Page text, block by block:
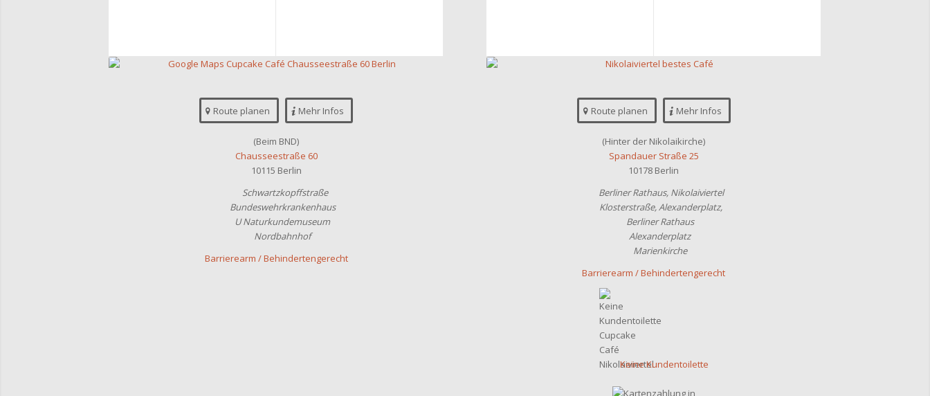
Route planen Mehr Infos
(Beim BND)
Chausseestraße 60
10115 Berlin
Schwartzkopffstraße
Bundeswehrkrankenhaus
U Naturkundemuseum
Nordbahnhof
Barrierearm / Behindertengerecht
Route planen Mehr Infos
(Hinter der Nikolaikirche)
Spandauer Straße 25
10178 Berlin
Berliner Rathaus, Nikolaiviertel
Klosterstraße, Alexanderplatz,
Berliner Rathaus
Alexanderplatz
Marienkirche
Barrierearm / Behindertengerecht
Keine Kundentoilette